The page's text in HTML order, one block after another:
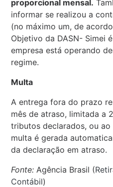
proporcional mensal.
informar se realizou a
(no máximo um, de
Objetivo da DASN- Simei
empresa está operando
regime.
Multa
A entrega fora do prazo
mês de atraso, limitada a
tributos declarados, ou
multa é gerada
da declaração em atraso.
Fonte: Agência Brasil (
Contábil)